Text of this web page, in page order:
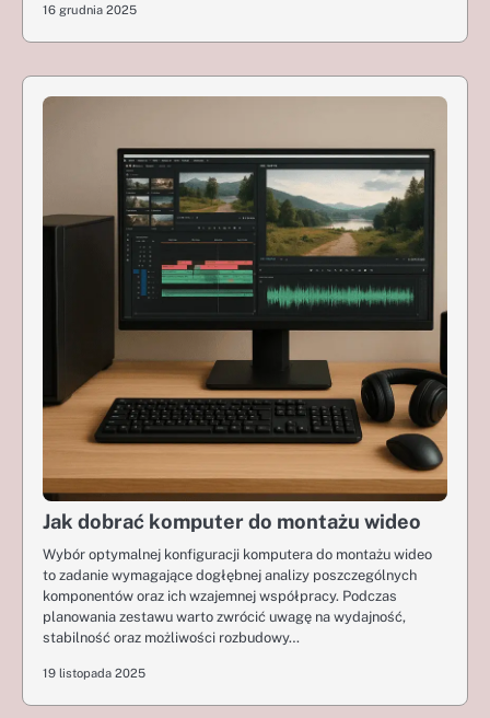
16 grudnia 2025
Jak dobrać komputer do montażu wideo
Wybór optymalnej konfiguracji komputera do montażu wideo
to zadanie wymagające dogłębnej analizy poszczególnych
komponentów oraz ich wzajemnej współpracy. Podczas
planowania zestawu warto zwrócić uwagę na wydajność,
stabilność oraz możliwości rozbudowy…
19 listopada 2025